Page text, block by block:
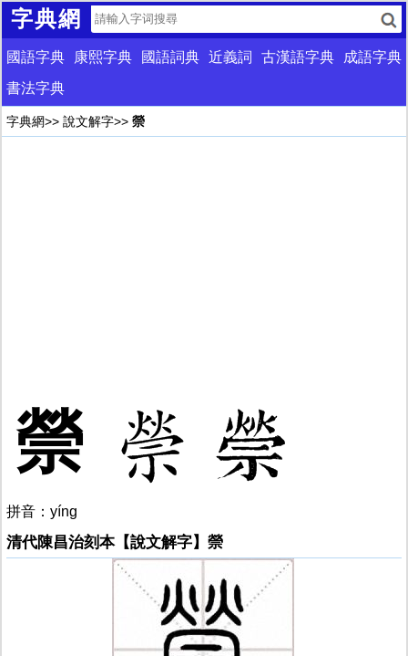
字典網
國語字典 康熙字典 國語詞典 近義詞 古漢語字典
成語字典
書法字典
字典網>> 說文解字>> 禜
禜
拼音：yíng
清代陳昌治刻本【說文解字】禜